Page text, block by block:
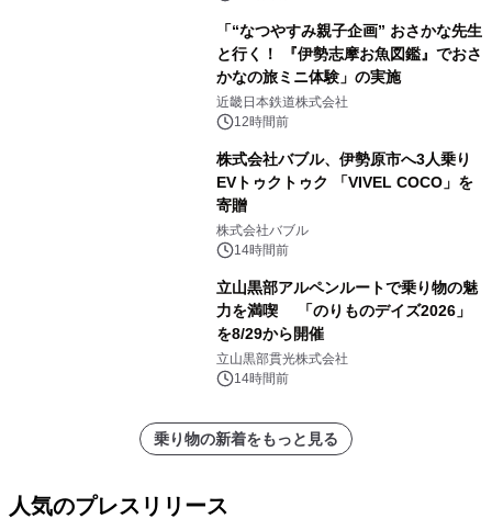
「“なつやすみ親子企画” おさかな先生
と行く！ 『伊勢志摩お魚図鑑』でおさ
かなの旅ミニ体験」の実施
近畿日本鉄道株式会社
12時間前
株式会社バブル、伊勢原市へ3人乗り
EVトゥクトゥク 「VIVEL COCO」を
寄贈
株式会社バブル
14時間前
立山黒部アルペンルートで乗り物の魅
力を満喫 「のりものデイズ2026」
を8/29から開催
立山黒部貫光株式会社
14時間前
乗り物の新着をもっと見る
人気のプレスリリース